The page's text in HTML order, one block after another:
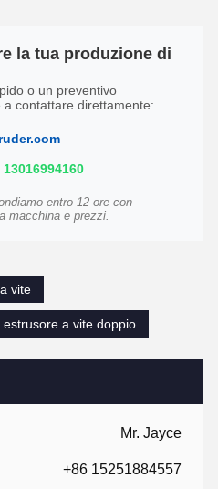
Mr. Jayce
+86 15251884557
la tua produzione di
o un preventivo
contattare direttamente:
13016994160
entro 12 ore con
macchina e prezzi.
vite
estrusore a vite doppio